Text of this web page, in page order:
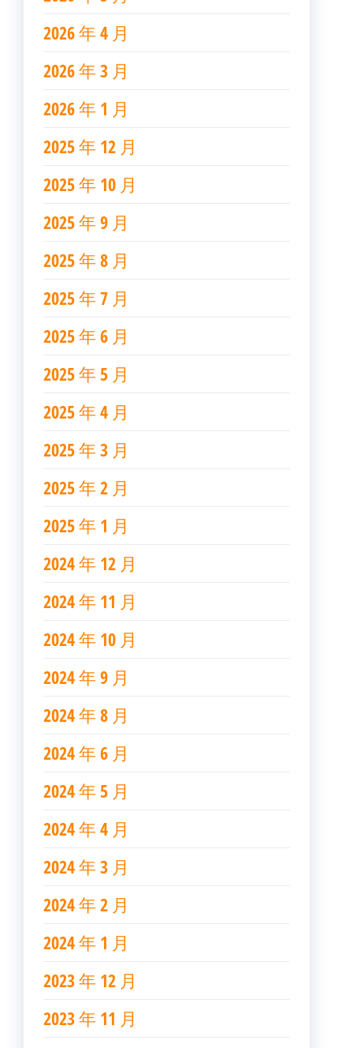
2026 年 4 月
2026 年 3 月
2026 年 1 月
2025 年 12 月
2025 年 10 月
2025 年 9 月
2025 年 8 月
2025 年 7 月
2025 年 6 月
2025 年 5 月
2025 年 4 月
2025 年 3 月
2025 年 2 月
2025 年 1 月
2024 年 12 月
2024 年 11 月
2024 年 10 月
2024 年 9 月
2024 年 8 月
2024 年 6 月
2024 年 5 月
2024 年 4 月
2024 年 3 月
2024 年 2 月
2024 年 1 月
2023 年 12 月
2023 年 11 月